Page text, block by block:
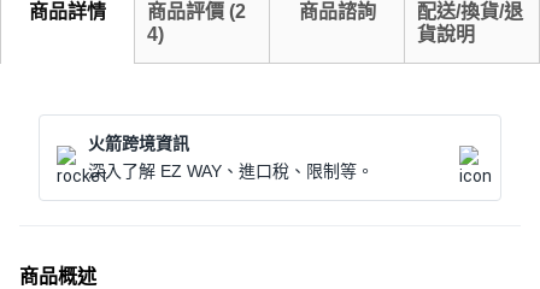
商品詳情 商品評價 (2
4)
商品諮詢
配送/換貨/退
貨說明
火箭跨境資訊
深入了解 EZ WAY、進口稅、限制等。
商品概述